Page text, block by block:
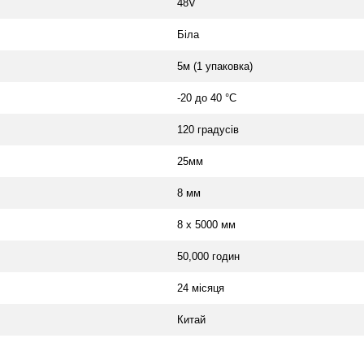
48V
Біла
5м (1 упаковка)
-20 до 40 °C
120 градусів
25мм
8 мм
8 х 5000 мм
50,000 годин
24 місяця
Китай